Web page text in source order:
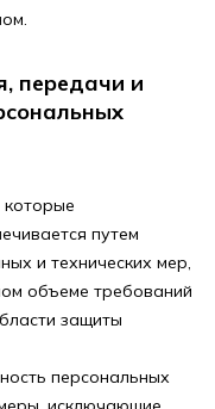
передачи и
которые
путем
и технических мер,
объеме требований
защиты
персональных